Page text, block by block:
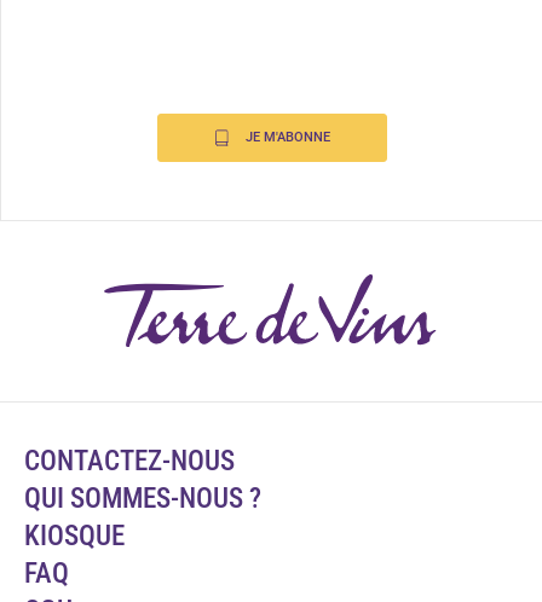
JE M'ABONNE
CONTACTEZ-NOUS
QUI SOMMES-NOUS ?
KIOSQUE
FAQ